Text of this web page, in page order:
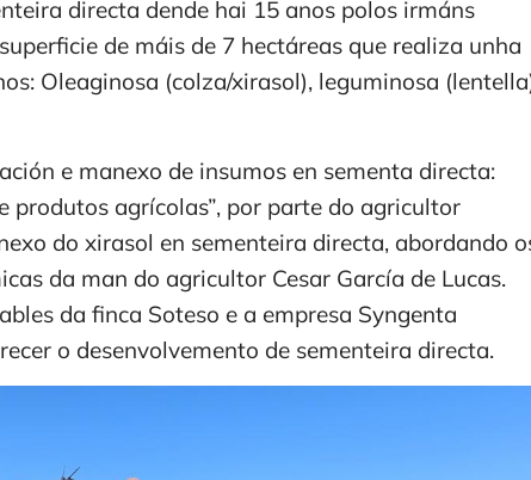
directa dende hai 15 anos polos irmáns
de máis de 7 hectáreas que realiza unha
Oleaginosa (colza/xirasol), leguminosa
e manexo de insumos en sementa directa:
agrícolas”, por parte do agricultor
do xirasol en sementeira directa, abordando
da man do agricultor Cesar García de Lucas.
da finca Soteso e a empresa Syngenta
o desenvolvemento de sementeira directa.